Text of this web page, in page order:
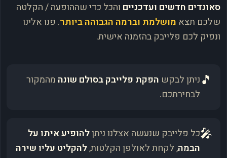
סאונדים חדשים ועדכניים והכל כדי שההופעה / הקלטה
שלכם תצא מושלמת וברמה הגבוהה ביותר. פנו אלינו
ונפיק לכם פלייבק בהזמנה אישית.
🎵ניתן לבקש הפקת פלייבק בסולם שונה מהמקור
לבחירתכם.
🎤כל פלייבק שנעשה אצלנו ניתןלהופיע איתו על
הבמה, לקחת לאולפן הקלטות,להקליט עליו שירה